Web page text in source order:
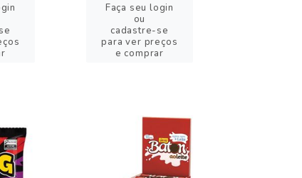
Faça seu login
ou
cadastre-se
para ver preços
e comprar